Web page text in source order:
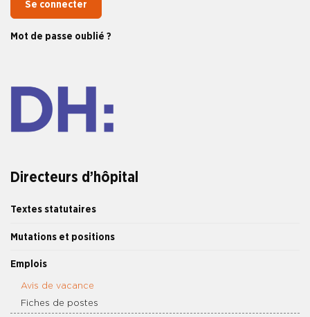
Directeurs d’hôpital
Textes statutaires
Mutations et positions
Emplois
Avis de vacance
Fiches de postes
Se connecter
Mot de passe oublié ?